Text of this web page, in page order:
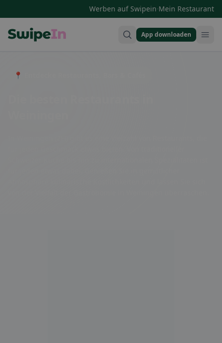
Werben auf Swipein·Mein Restaurant
App downloaden
📍 Entdecke Restaurants, Bars & Cafés